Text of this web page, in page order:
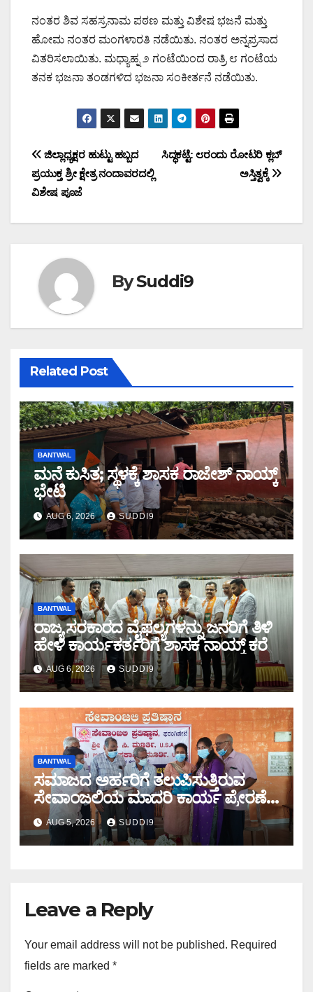
ನಂತರ ಶಿವ ಸಹಸ್ರನಾಮ ಪಠಣ ಮತ್ತು ವಿಶೇಷ ಭಜನೆ ಮತ್ತು
ಹೋಮ ನಂತರ ಮಂಗಳಾರತಿ ನಡೆಯಿತು. ನಂತರ ಅನ್ನಪ್ರಸಾದ
ವಿತರಿಸಲಾಯಿತು. ಮಧ್ಯಾಹ್ನ ೨ ಗಂಟೆಯಿಂದ ರಾತ್ರಿ ೮ ಗಂಟೆಯ
ತನಕ ಭಜನಾ ತಂಡಗಳಿದ ಭಜನಾ ಸಂಕೀರ್ತನೆ ನಡೆಯಿತು.
Post
navigation
ಸಿದ್ಧಕಟ್ಟೆ: ೮ರಂದು ರೋಟರಿ ಕ್ಲಬ್
ಅಸ್ತಿತ್ವಕ್ಕೆ
ಜಿಲ್ಲಾಧ್ಯಕ್ಷರ ಹುಟ್ಟು ಹಬ್ಬದ
ಪ್ರಯುಕ್ತ ಶ್ರೀ ಕ್ಷೇತ್ರ ನಂದಾವರದಲ್ಲಿ
ವಿಶೇಷ ಪೂಜೆ
BySuddi9
Related Post
BANTWAL
ಮನೆ ಕುಸಿತ; ಸ್ಥಳಕ್ಕೆ‌ ಶಾಸಕ ರಾಜೇಶ್ ನಾಯ್ಕ್
ಭೇಟಿ
AUG 6, 2026 SUDDI9
BANTWAL
ರಾಜ್ಯ ಸರಕಾರದ ವೈಫಲ್ಯಗಳನ್ನು ಜನರಿಗೆ ತಿಳಿ
ಹೇಳಿ ಕಾರ್ಯಕರ್ತರಿಗೆ ಶಾಸಕ ನಾಯ್ಕ್ ಕರೆ
AUG 6, 2026 SUDDI9
BANTWAL
ಸಮಾಜದ ಅರ್ಹರಿಗೆ ತಲುಪಿಸುತ್ತಿರುವ
ಸೇವಾಂಜಲಿಯ ಮಾದರಿ ಕಾರ್ಯ ಪ್ರೇರಣೆ:
ಎ.ಜಯಕುಮಾರ ಶೆಟ್ಟಿ
AUG 5, 2026 SUDDI9
Leave a Reply
Your email address will not be published. Required
fields are marked *